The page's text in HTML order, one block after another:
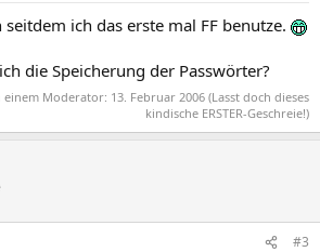
ich das erste mal FF benutze.
die Speicherung der Passwörter?
Moderator: 13. Februar 2006 (Lasst doch dieses
kindische ERSTER-Geschreie!)
#3